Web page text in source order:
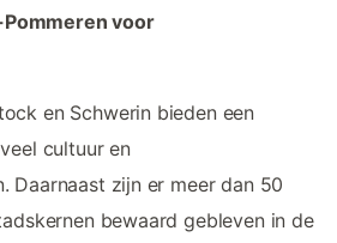
voor
en Schwerin bieden een
cultuur en
Daarnaast zijn er meer dan 50
bewaard gebleven in de